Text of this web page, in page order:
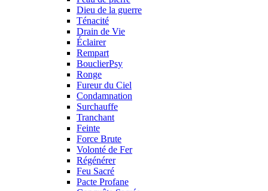
Dieu de la guerre
Ténacité
Drain de Vie
Éclairer
Rempart
BouclierPsy
Ronge
Fureur du Ciel
Condamnation
Surchauffe
Tranchant
Feinte
Force Brute
Volonté de Fer
Régénérer
Feu Sacré
Pacte Profane